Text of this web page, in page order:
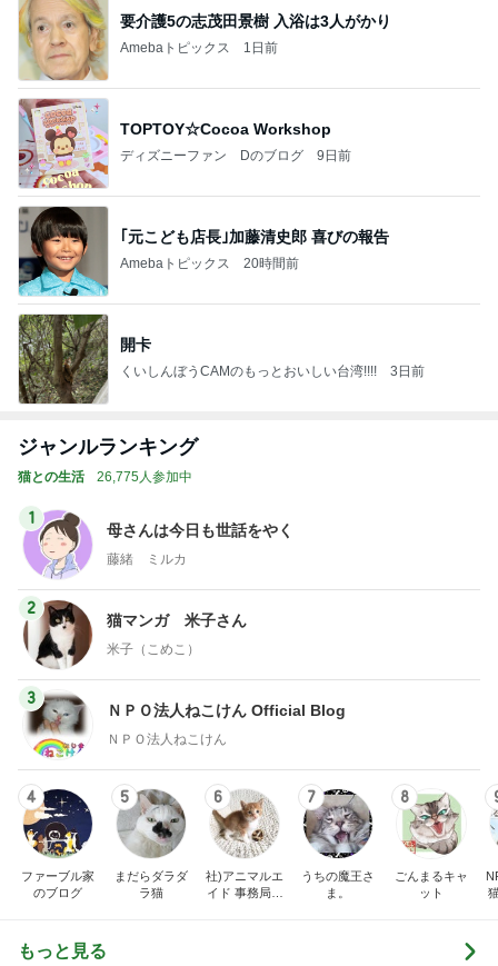
要介護5の志茂田景樹 入浴は3人がかり
Amebaトピックス 1日前
TOPTOY☆Cocoa Workshop
ディズニーファン Dのブログ 9日前
｢元こども店長｣加藤清史郎 喜びの報告
Amebaトピックス 20時間前
開卡
くいしんぼうCAMのもっとおいしい台湾!!!! 3日前
ジャンルランキング
猫との生活 26,775人参加中
1
母さんは今日も世話をやく
藤緒 ミルカ
2
猫マンガ 米子さん
米子（こめこ）
3
ＮＰＯ法人ねこけん Official Blog
ＮＰＯ法人ねこけん
4
ファーブル家
のブログ
5
まだらダラダ
ラ猫
6
社)アニマルエ
イド 事務局＆
7
うちの魔王さ
ま。
8
ごんまるキャ
ット
もっと見る